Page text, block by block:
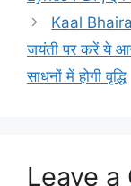
i
e
s
Kaal
जयंती पर करें ये
साधनों में होगी वृद्धि
Leave